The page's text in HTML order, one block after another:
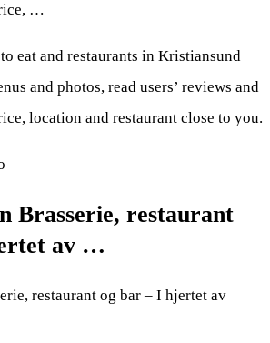
…
eat and restaurants in Kristiansund
and photos, read users’ reviews and
location and restaurant close to you.
Brasserie, restaurant
av …
restaurant og bar – I hjertet av